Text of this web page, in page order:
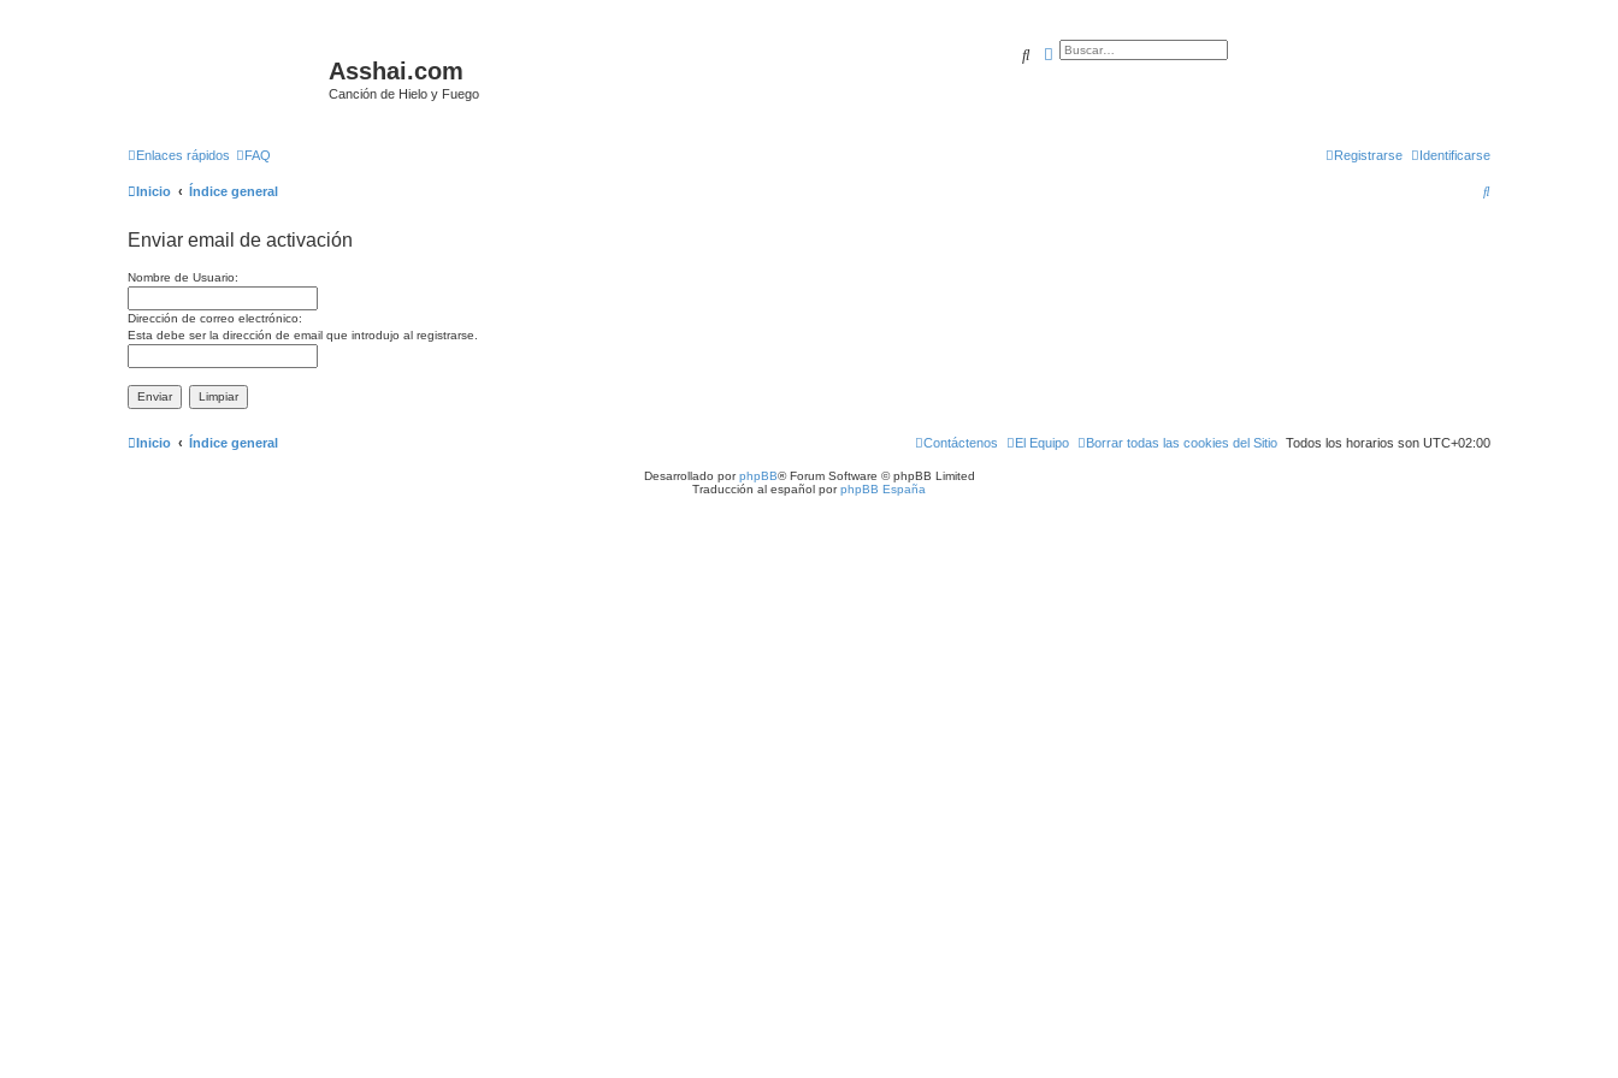
Asshai.com
Canción de Hielo y Fuego
BuscarBúsqueda avanzada
Enlaces rápidos FAQ Identificarse
Registrarse
Inicio Índice general
B
Enviar email de activación
Nombre de Usuario:
Dirección de correo electrónico:
Esta debe ser la dirección de email que introdujo al registrarse.
Inicio Índice general Todos los horarios son UTC+02:00
Borrar todas las cookies del Sitio
El Equipo
Contáctenos
Desarrollado porphpBB® Forum Software © phpBB Limited
Traducción al español porphpBB España